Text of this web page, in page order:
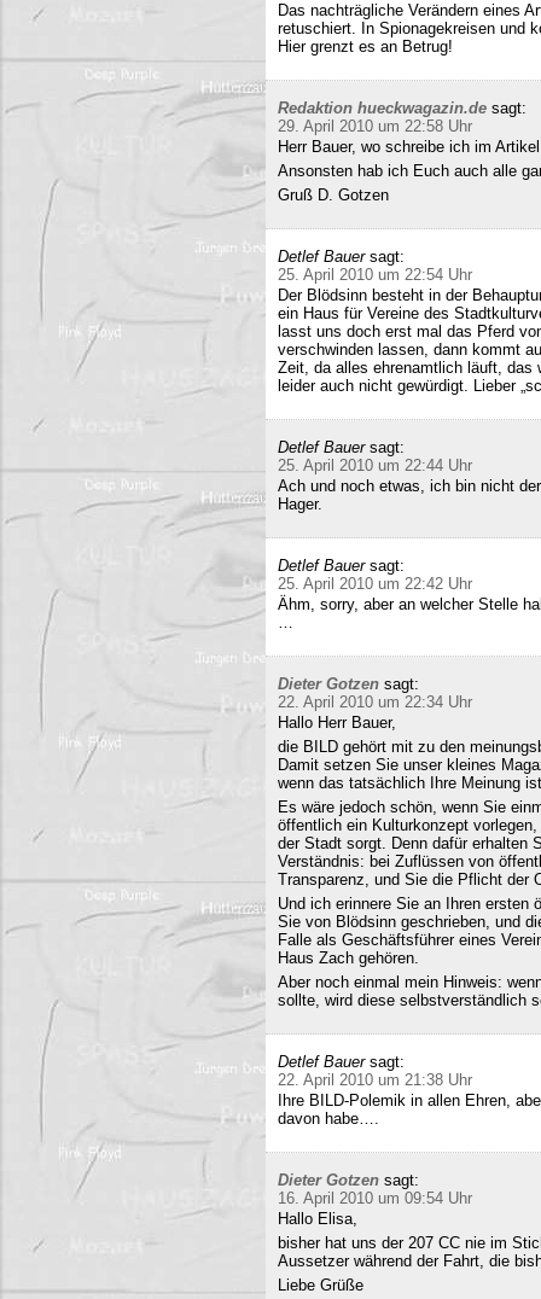
Das nachträgliche Verändern eines
retuschiert. In Spionagekreisen und
Hier grenzt es an Betrug!
Redaktion hueckwagazin.de sagt:
29. April 2010 um 22:58 Uhr
Herr Bauer, wo schreibe ich im
Ansonsten hab ich Euch auch alle
Gruß D. Gotzen
Detlef Bauer sagt:
25. April 2010 um 22:54 Uhr
Der Blödsinn besteht in der
ein Haus für Vereine des
lasst uns doch erst mal das Pferd
verschwinden lassen, dann kommt
Zeit, da alles ehrenamtlich läuft, das
leider auch nicht gewürdigt. Lieber
Detlef Bauer sagt:
25. April 2010 um 22:44 Uhr
Ach und noch etwas, ich bin nicht
Hager.
Detlef Bauer sagt:
25. April 2010 um 22:42 Uhr
Ähm, sorry, aber an welcher Stelle
…
Dieter Gotzen sagt:
22. April 2010 um 22:34 Uhr
Hallo Herr Bauer,
die BILD gehört mit zu den
Damit setzen Sie unser kleines
wenn das tatsächlich Ihre Meinung
Es wäre jedoch schön, wenn Sie
öffentlich ein Kulturkonzept
der Stadt sorgt. Denn dafür erhalten
Verständnis: bei Zuflüssen von
Transparenz, und Sie die Pflicht der
Und ich erinnere Sie an Ihren ersten
Sie von Blödsinn geschrieben, und
Falle als Geschäftsführer eines
Haus Zach gehören.
Aber noch einmal mein Hinweis:
sollte, wird diese selbstverständlich
Detlef Bauer sagt:
22. April 2010 um 21:38 Uhr
Ihre BILD-Polemik in allen Ehren,
davon habe….
Dieter Gotzen sagt:
16. April 2010 um 09:54 Uhr
Hallo Elisa,
bisher hat uns der 207 CC nie im
Aussetzer während der Fahrt, die
Liebe Grüße